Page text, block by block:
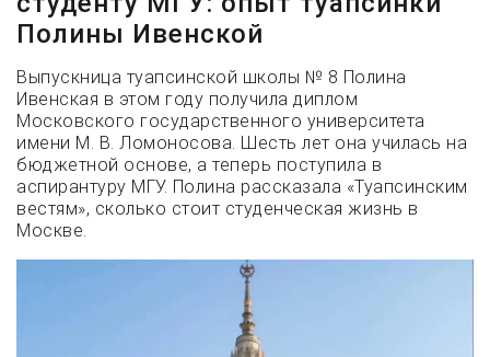
Полины Ивенской
Выпускница туапсинской школы № 8 Полина
Ивенская в этом году получила диплом
Московского государственного университета
имени М. В. Ломоносова. Шесть лет она училась на
бюджетной основе, а теперь поступила в
аспирантуру МГУ. Полина рассказала «Туапсинским
вестям», сколько стоит студенческая жизнь в
Москве.